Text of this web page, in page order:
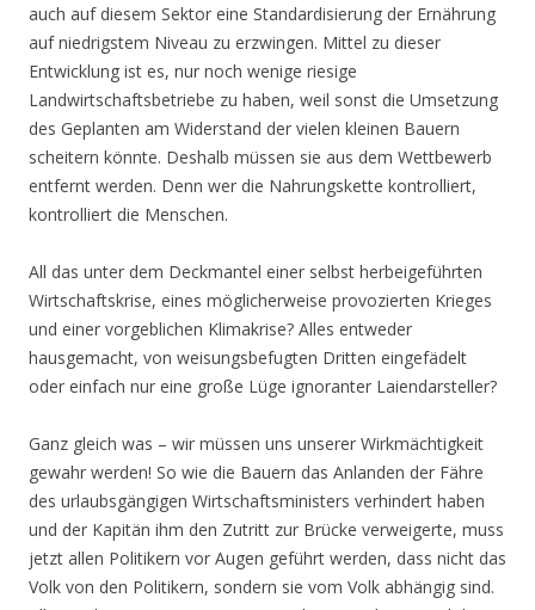
auch auf diesem Sektor eine Standardisierung der Ernährung
auf niedrigstem Niveau zu erzwingen. Mittel zu dieser
Entwicklung ist es, nur noch wenige riesige
Landwirtschaftsbetriebe zu haben, weil sonst die Umsetzung
des Geplanten am Widerstand der vielen kleinen Bauern
scheitern könnte. Deshalb müssen sie aus dem Wettbewerb
entfernt werden. Denn wer die Nahrungskette kontrolliert,
kontrolliert die Menschen.
All das unter dem Deckmantel einer selbst herbeigeführten
Wirtschaftskrise, eines möglicherweise provozierten Krieges
und einer vorgeblichen Klimakrise? Alles entweder
hausgemacht, von weisungsbefugten Dritten eingefädelt
oder einfach nur eine große Lüge ignoranter Laiendarsteller?
Ganz gleich was – wir müssen uns unserer Wirkmächtigkeit
gewahr werden! So wie die Bauern das Anlanden der Fähre
des urlaubsgängigen Wirtschaftsministers verhindert haben
und der Kapitän ihm den Zutritt zur Brücke verweigerte, muss
jetzt allen Politikern vor Augen geführt werden, dass nicht das
Volk von den Politikern, sondern sie vom Volk abhängig sind.